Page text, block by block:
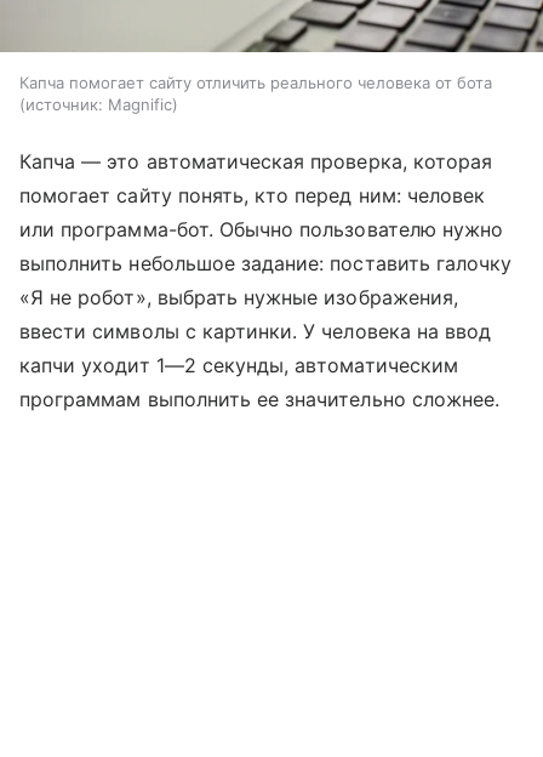
Капча помогает сайту отличить реального человека от бота
источник: Magnific
Капча — это автоматическая проверка, которая
помогает сайту понять, кто перед ним: человек
или программа-бот. Обычно пользователю нужно
выполнить небольшое задание: поставить галочку
«Я не робот», выбрать нужные изображения,
ввести символы с картинки. У человека на ввод
капчи уходит 1—2 секунды, автоматическим
программам выполнить ее значительно сложнее.